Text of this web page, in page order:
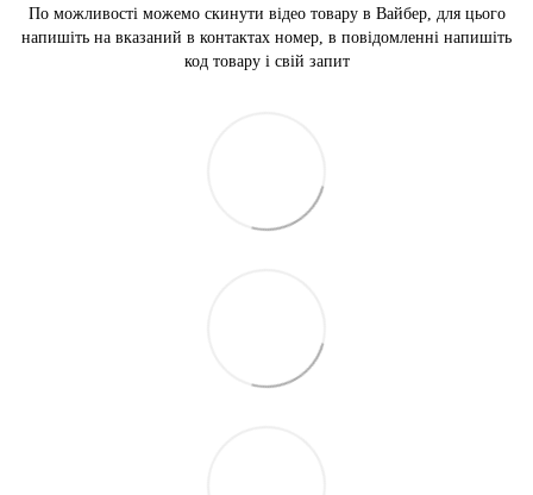
По можливості можемо скинути відео товару в Вайбер, для цього
напишіть на вказаний в контактах номер, в повідомленні напишіть
код товару і свій запит